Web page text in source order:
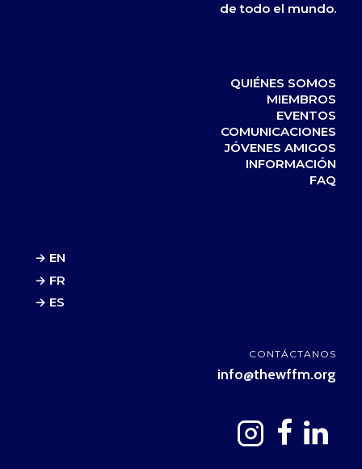
de todo el mundo.
QUIÉNES SOMOS
MIEMBROS
EVENTOS
COMUNICACIONES
JÓVENES AMIGOS
INFORMACIÓN
FAQ
→ EN
→ FR
→ ES
CONTÁCTANOS
info@thewffm.org